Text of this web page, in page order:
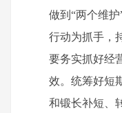
做到“两个维
行动为抓手，
要务实抓好经
效。统筹好短
和锻长补短、